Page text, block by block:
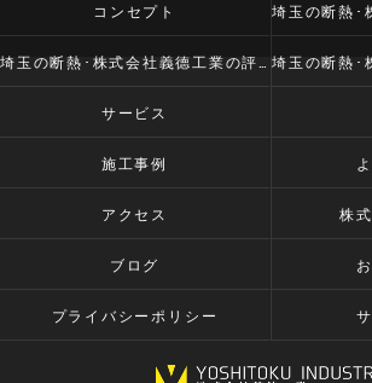
コンセプト
サービス
施工事例
アクセス 株
ブログ
プライバシーポリシー